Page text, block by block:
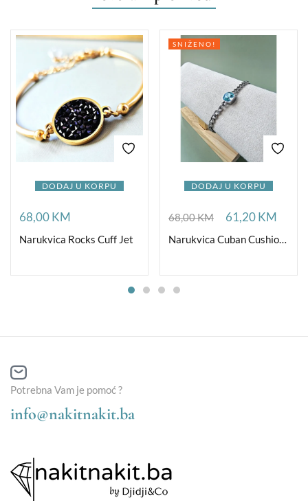
DODAJ U KORPU
68,00KM
Narukvica Rocks Cuff Jet
DODAJ U KORPU
SNIŽENO!
68,00KM 61,20KM
Narukvica Cuban Cushion Aqua
Potrebna Vam je pomoć ?
info@nakitnakit.ba